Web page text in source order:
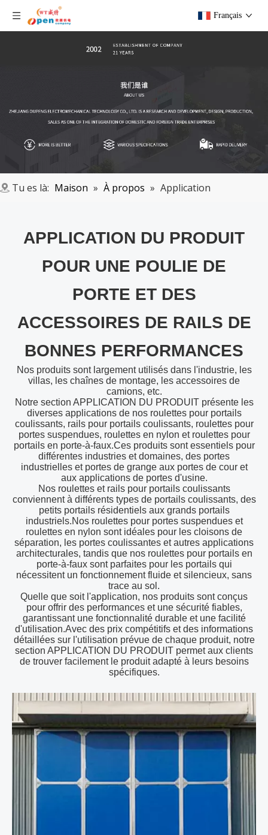
Français
Tu es là: Maison » À propos » Application
APPLICATION DU PRODUIT
POUR UNE POULIE DE
PORTE ET DES
ACCESSOIRES DE RAILS DE
BONNES PERFORMANCES
Nos produits sont largement utilisés dans l'industrie, les
villas, les chaînes de montage, les accessoires de
camions, etc.
Notre section APPLICATION DU PRODUIT présente les
diverses applications de nos roulettes pour portails
coulissants, rails pour portails coulissants, roulettes pour
portes suspendues, roulettes en nylon et roulettes pour
portails en porte-à-faux.Ces produits sont essentiels pour
différentes industries et domaines, des portes
industrielles et portes de grange aux portes de cour et
aux applications de portes d'usine.
Nos roulettes et rails pour portails coulissants
conviennent à différents types de portails coulissants, des
petits portails résidentiels aux grands portails
industriels.Nos roulettes pour portes suspendues et
roulettes en nylon sont idéales pour les cloisons de
séparation, les portes coulissantes et autres applications
architecturales, tandis que nos roulettes pour portails en
porte-à-faux sont parfaites pour les portails qui
nécessitent un fonctionnement fluide et silencieux, sans
trace au sol.
Quelle que soit l'application, nos produits sont conçus
pour offrir des performances et une sécurité fiables,
garantissant une fonctionnalité durable et une facilité
d'utilisation.Avec des prix compétitifs et des informations
détaillées sur l'utilisation prévue de chaque produit, notre
section APPLICATION DU PRODUIT permet aux clients
de trouver facilement le produit adapté à leurs besoins
spécifiques.